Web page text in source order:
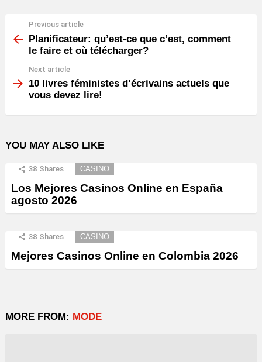
more
Previous article
Planificateur: qu’est-ce que c’est, comment
le faire et où télécharger?
Next article
10 livres féministes d’écrivains actuels que
vous devez lire!
YOU MAY ALSO LIKE
38 Shares CASINO
Los Mejores Casinos Online en España
agosto 2026
38 Shares CASINO
Mejores Casinos Online en Colombia 2026
MORE FROM: MODE